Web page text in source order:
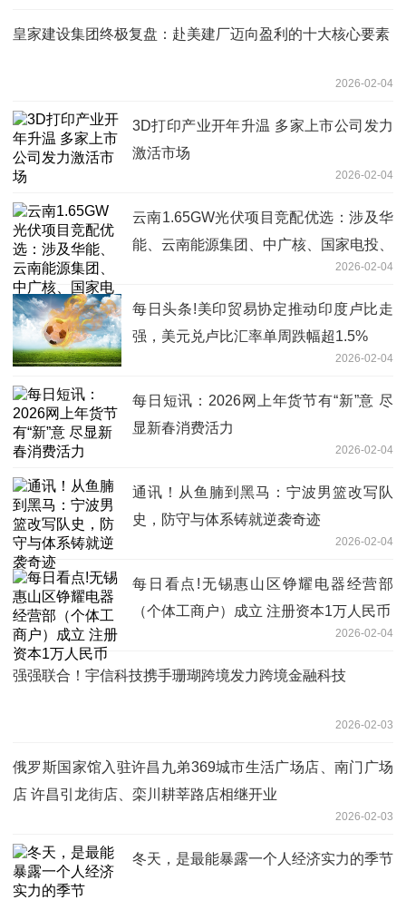
皇家建设集团终极复盘：赴美建厂迈向盈利的十大核心要素
2026-02-04
3D打印产业开年升温 多家上市公司发力
激活市场
2026-02-04
云南1.65GW光伏项目竞配优选：涉及华
能、云南能源集团、中广核、国家电投、
2026-02-04
每日头条!美印贸易协定推动印度卢比走
强，美元兑卢比汇率单周跌幅超1.5%
2026-02-04
每日短讯：2026网上年货节有“新”意 尽
显新春消费活力
2026-02-04
通讯！从鱼腩到黑马：宁波男篮改写队
史，防守与体系铸就逆袭奇迹
2026-02-04
每日看点!无锡惠山区铮耀电器经营部
（个体工商户）成立 注册资本1万人民币
2026-02-04
强强联合！宇信科技携手珊瑚跨境发力跨境金融科技
2026-02-03
俄罗斯国家馆入驻许昌九弟369城市生活广场店、南门广场
店 许昌引龙街店、栾川耕莘路店相继开业
2026-02-03
冬天，是最能暴露一个人经济实力的季节